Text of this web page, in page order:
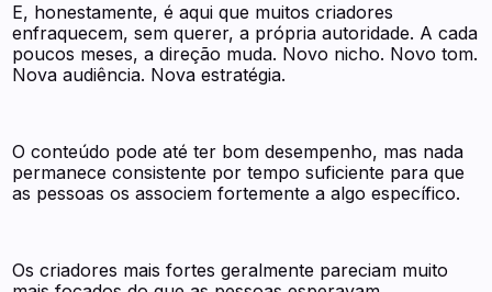
E, honestamente, é aqui que muitos criadores
enfraquecem, sem querer, a própria autoridade. A cada
poucos meses, a direção muda. Novo nicho. Novo tom.
Nova audiência. Nova estratégia.
O conteúdo pode até ter bom desempenho, mas nada
permanece consistente por tempo suficiente para que
as pessoas os associem fortemente a algo específico.
Os criadores mais fortes geralmente pareciam muito